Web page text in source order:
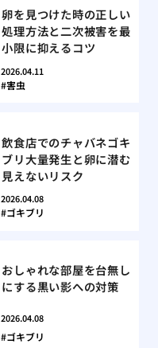
卵を見つけた時の正しい
処理方法と二次被害を最
小限に抑えるコツ
2026.04.11
害虫
飲食店でのチャバネゴキ
ブリ大量発生と卵に潜む
見えないリスク
2026.04.08
ゴキブリ
おしゃれな部屋を台無し
にする黒い影への対策
2026.04.08
ゴキブリ